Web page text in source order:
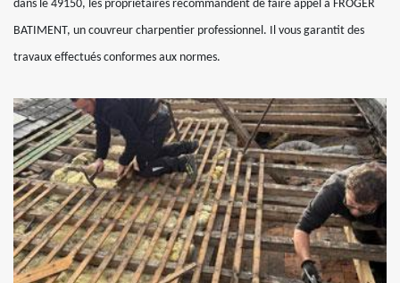
dans le 49150, les propriétaires recommandent de faire appel à FROGER
BATIMENT, un couvreur charpentier professionnel. Il vous garantit des
travaux effectués conformes aux normes.